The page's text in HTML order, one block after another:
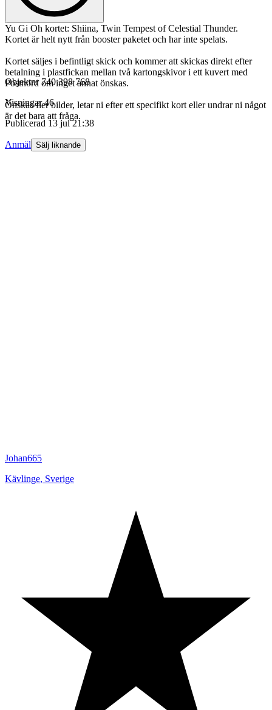
Yu Gi Oh kortet: Shiina, Twin Tempest of Celestial Thunder.
Kortet är helt nytt från booster paketet och har inte spelats.
Kortet säljes i befintligt skick och kommer att skickas direkt efter
betalning i plastfickan mellan två kartongskivor i ett kuvert med
Postnord om inget annat önskas.
Önskas fler bilder, letar ni efter ett specifikt kort eller undrar ni något
är det bara att fråga.
Objektnr 740 398 768
Visningar 46
Publicerad 13 jul 21:38
Anmäl Sälj liknande
Johan665
Kävlinge, Sverige